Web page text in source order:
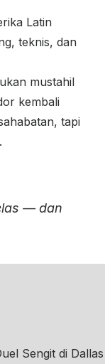
Latin
teknis, dan
mustahil
kembali
tapi
.
— dan
Sengit di